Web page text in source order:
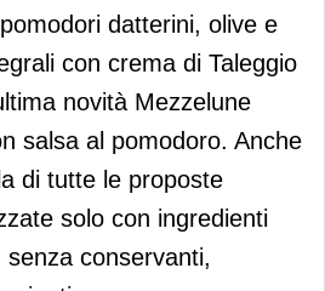
datterini, olive e
con crema di Taleggio
novità Mezzelune
salsa al pomodoro. Anche
di tutte le proposte
solo con ingredienti
conservanti,